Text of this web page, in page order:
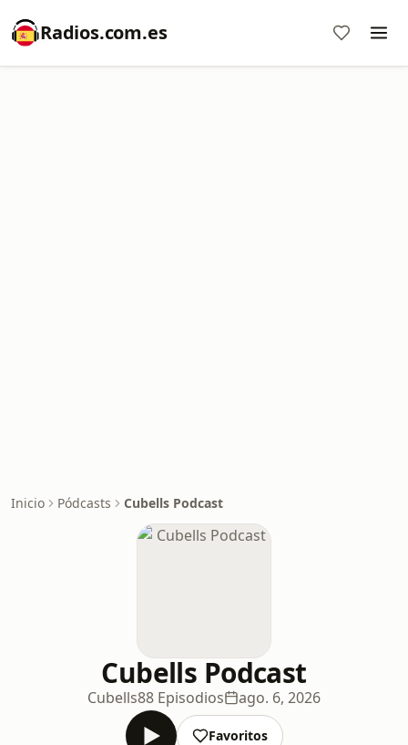
Radios.com.es
Inicio Pódcasts Cubells Podcast
Cubells Podcast
Cubells88 Episodios ago. 6, 2026
Favoritos